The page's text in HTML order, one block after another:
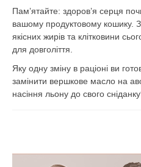
Пам’ятайте: здоров’я серця
вашому продуктовому кошику.
якісних жирів та клітковини
для довголіття.
Яку одну зміну в раціоні ви
замінити вершкове масло на
насіння льону до свого